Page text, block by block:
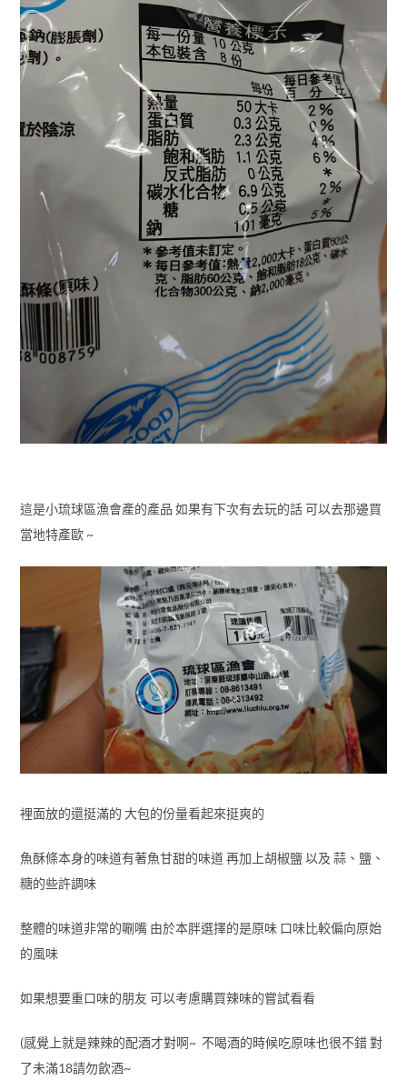
這是小琉球區漁會產的產品 如果有下次有去玩的話 可以去那邊買
當地特產歐 ~
裡面放的還挺滿的 大包的份量看起來挺爽的
魚酥條本身的味道有著魚甘甜的味道 再加上胡椒鹽 以及 蒜、鹽、
糖的些許調味
整體的味道非常的唰嘴 由於本胖選擇的是原味 口味比較偏向原始
的風味
如果想要重口味的朋友 可以考慮購買辣味的嘗試看看
(感覺上就是辣辣的配酒才對啊~ 不喝酒的時候吃原味也很不錯 對
了未滿18請勿飲酒~